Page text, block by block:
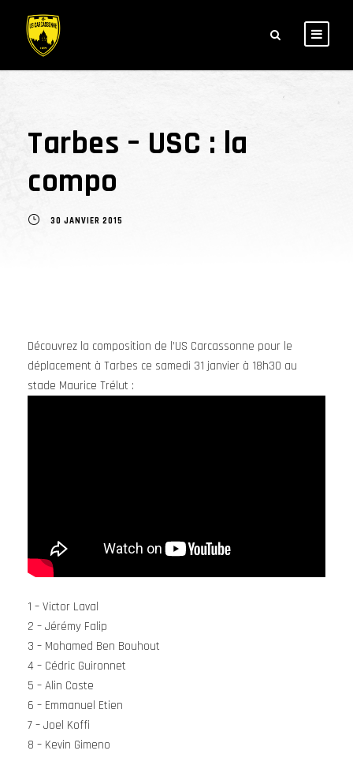
Tarbes – USC : la
compo
30 JANVIER 2015
Découvrez la composition de l’US Carcassonne pour le
déplacement à Tarbes ce samedi 31 janvier à 18h30 au
stade Maurice Trélut :
1 – Victor Laval
2 – Jérémy Falip
3 – Mohamed Ben Bouhout
4 – Cédric Guironnet
5 – Alin Coste
6 – Emmanuel Etien
7 – Joel Koffi
8 – Kevin Gimeno